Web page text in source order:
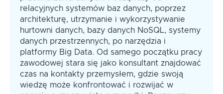
relacyjnych systemów baz danych, poprzez
architekturę, utrzymanie i wykorzystywanie
hurtowni danych, bazy danych NoSQL, systemy
danych przestrzennych, po narzędzia i
platformy Big Data. Od samego początku pracy
zawodowej stara się jako konsultant znajdować
czas na kontakty przemysłem, gdzie swoją
wiedzę może konfrontować i rozwijać w